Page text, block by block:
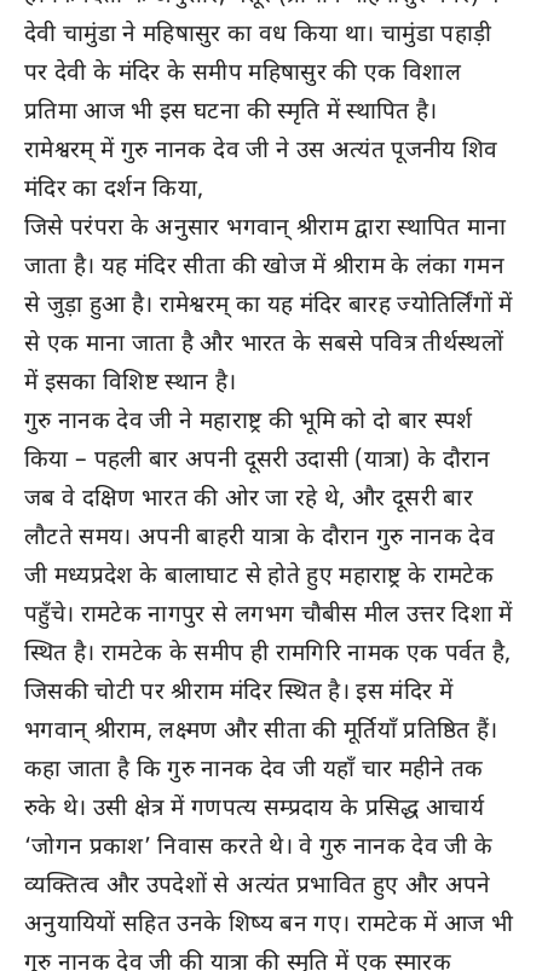
देवी चामुंडा ने महिषासुर का वध किया था। चामुंडा पहाड़ी
पर देवी के मंदिर के समीप महिषासुर की एक विशाल
प्रतिमा आज भी इस घटना की स्मृति में स्थापित है।
रामेश्वरम् में गुरु नानक देव जी ने उस अत्यंत पूजनीय शिव
मंदिर का दर्शन किया,
जिसे परंपरा के अनुसार भगवान् श्रीराम द्वारा स्थापित माना
जाता है। यह मंदिर सीता की खोज में श्रीराम के लंका गमन
से जुड़ा हुआ है। रामेश्वरम् का यह मंदिर बारह ज्योतिर्लिंगों में
से एक माना जाता है और भारत के सबसे पवित्र तीर्थस्थलों
में इसका विशिष्ट स्थान है।
गुरु नानक देव जी ने महाराष्ट्र की भूमि को दो बार स्पर्श
किया – पहली बार अपनी दूसरी उदासी (यात्रा) के दौरान
जब वे दक्षिण भारत की ओर जा रहे थे, और दूसरी बार
लौटते समय। अपनी बाहरी यात्रा के दौरान गुरु नानक देव
जी मध्यप्रदेश के बालाघाट से होते हुए महाराष्ट्र के रामटेक
पहुँचे। रामटेक नागपुर से लगभग चौबीस मील उत्तर दिशा में
स्थित है। रामटेक के समीप ही रामगिरि नामक एक पर्वत है,
जिसकी चोटी पर श्रीराम मंदिर स्थित है। इस मंदिर में
भगवान् श्रीराम, लक्ष्मण और सीता की मूर्तियाँ प्रतिष्ठित हैं।
कहा जाता है कि गुरु नानक देव जी यहाँ चार महीने तक
रुके थे। उसी क्षेत्र में गणपत्‍य सम्प्रदाय के प्रसिद्ध आचार्य
‘जोगन प्रकाश’ निवास करते थे। वे गुरु नानक देव जी के
व्यक्तित्व और उपदेशों से अत्यंत प्रभावित हुए और अपने
अनुयायियों सहित उनके शिष्य बन गए। रामटेक में आज भी
गुरु नानक देव जी की यात्रा की स्मृति में एक स्मारक